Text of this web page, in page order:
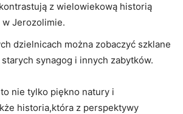
z wielowiekową historią
w Jerozolimie.
dzielnicach można zobaczyć szklane
synagog i innych zabytków.
nie tylko piękno natury i
historia,która z perspektywy